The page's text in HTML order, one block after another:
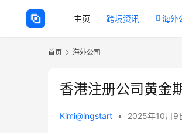
主页 跨境资讯 海外
首页 海外公司
香港注册公司黄金
Kimi@ingstart • 2025年10月9